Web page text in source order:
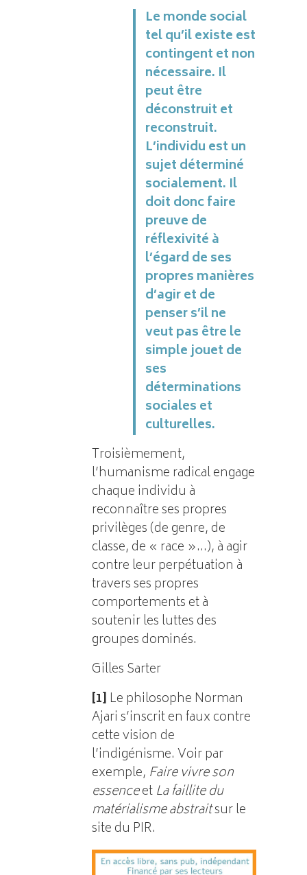
Le monde social
tel qu’il existe est
contingent et non
nécessaire. Il
peut être
déconstruit et
reconstruit.
L’individu est un
sujet déterminé
socialement. Il
doit donc faire
preuve de
réflexivité à
l’égard de ses
propres manières
d’agir et de
penser s’il ne
veut pas être le
simple jouet de
ses
déterminations
sociales et
culturelles.
Troisièmement,
l’humanisme radical engage
chaque individu à
reconnaître ses propres
privilèges (de genre, de
classe, de « race »…), à agir
contre leur perpétuation à
travers ses propres
comportements et à
soutenir les luttes des
groupes dominés.
Gilles Sarter
[1] Le philosophe Norman
Ajari s’inscrit en faux contre
cette vision de
l’indigénisme. Voir par
exemple, Faire vivre son
essenceetLa faillite du
matérialisme abstraitsur le
site du PIR.